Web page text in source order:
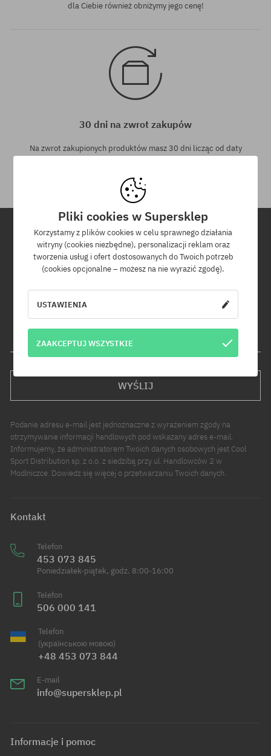
dla Ciebie również obniżymy jego cenę!
30 dni na zwrot zakupów
Na zwrot zakupionych produktów masz 30 dni licząc od daty
Newsletter
nowościach i promocjach!
Dodatkowo otrzymasz kod rabatowy -5% na całe zamówienie!
Twój adres e-mail
WYŚLIJ
Podanie adresu e-mail jest jednoznaczne z wyrażeniem zgody na
otrzymywanie informacji handlowych pod wskazany adres e-mail.
Informujemy, że administratorem Twoich danych osobowych jest Cool
Sport Distribution sp. z o.o. z siedzibą przy ul. Handlowców 2 w
Modlniczce. Dowiedz się więcej o przetwarzaniu Twoich danych.
Kontakt
Telefon
453 073 845
Poniedziałek-piątek, godz. 8:00-16:00
Telefon
506 000 141
Telefon
(українською мовою)
+48 453 073 844
E-mail
info@supersklep.pl
Informacje i pomoc
Pliki cookies w Supersklep
Korzystamy z plików cookies w celu sprawnego działania
witryny (cookies niezbędne), personalizacji reklam oraz
tworzenia usług i ofert dostosowanych do Twoich potrzeb
(cookies opcjonalne – możesz na nie wyrazić zgodę).
USTAWIENIA
ZAAKCEPTUJ WSZYSTKIE